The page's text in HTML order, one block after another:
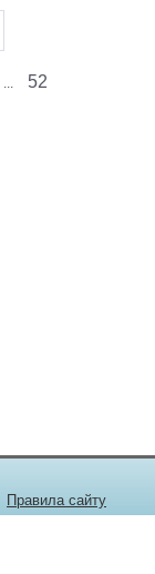
52
Правила сайту